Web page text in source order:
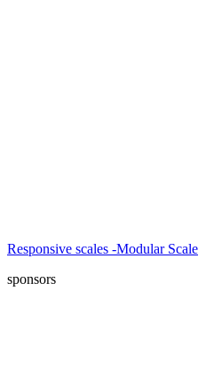
Responsive scales -Modular Scale
sponsors